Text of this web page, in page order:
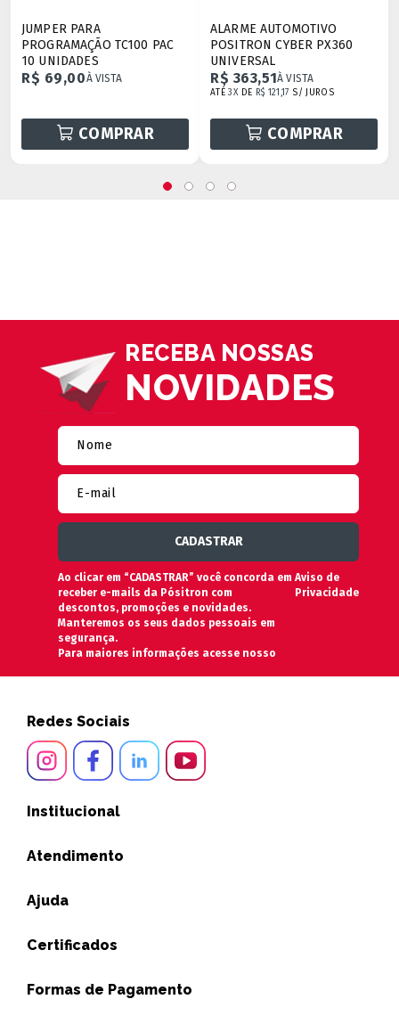
JUMPER PARA
PROGRAMAÇÃO TC100 PAC
10 UNIDADES
R$ 69,00À VISTA
COMPRAR
ALARME AUTOMOTIVO
POSITRON CYBER PX360
UNIVERSAL
R$ 363,51À VISTA
ATÉ3XDE R$ 121,17 S/ JUROS
COMPRAR
RECEBA NOSSAS
NOVIDADES
Ao clicar em “CADASTRAR” você concorda em
receber e-mails da Pósitron com
descontos, promoções e novidades.
Manteremos os seus dados pessoais em
segurança.
Para maiores informações acesse nosso
Aviso de
Privacidade
Redes Sociais
Institucional
Atendimento
Ajuda
Certificados
Formas de Pagamento